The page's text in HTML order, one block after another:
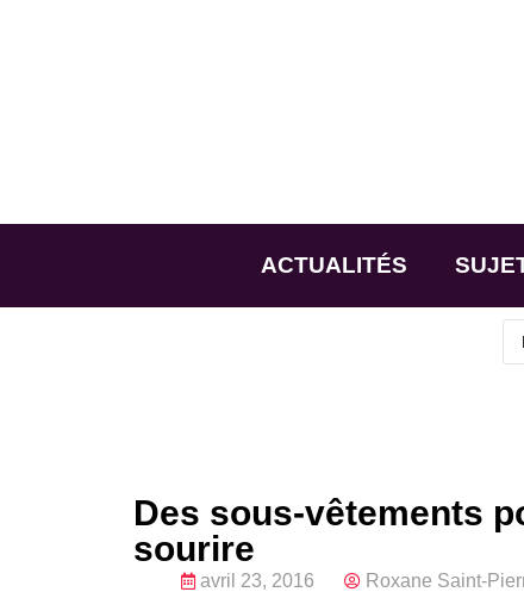
ACTUALITÉS
Des sous-vêtements
sourire
avril 23, 2016
Roxane Saint-